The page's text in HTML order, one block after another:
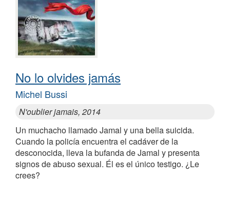
No lo olvides jamás
Michel Bussi
N'oublier jamais, 2014
Un muchacho llamado Jamal y una bella suicida.
Cuando la policía encuentra el cadáver de la
desconocida, lleva la bufanda de Jamal y presenta
signos de abuso sexual. Él es el único testigo. ¿Le
crees?